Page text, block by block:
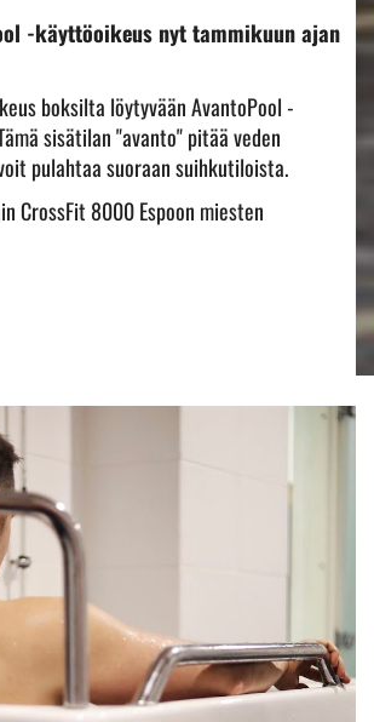
-käyttöoikeus nyt tammikuun ajan
boksilta löytyvään AvantoPool -
sisätilan "avanto" pitää veden
pulahtaa suoraan suihkutiloista.
CrossFit 8000 Espoon miesten